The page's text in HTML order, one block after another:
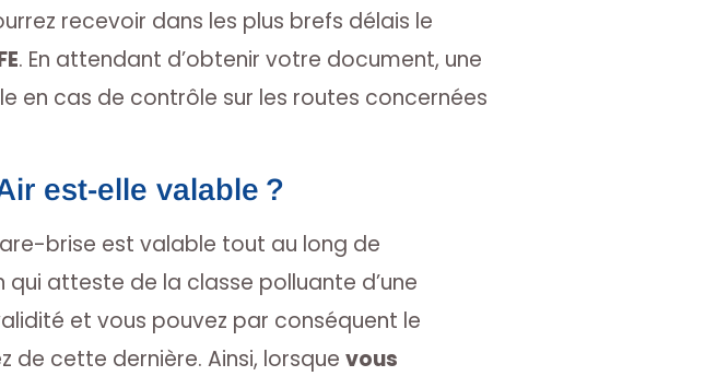
recevoir dans les plus brefs délais le
. En attendant d’obtenir votre document, une
en cas de contrôle sur les routes concernées
est-elle valable ?
brise est valable tout au long de
qui atteste de la classe polluante d’une
et vous pouvez par conséquent le
de cette dernière. Ainsi, lorsque vous